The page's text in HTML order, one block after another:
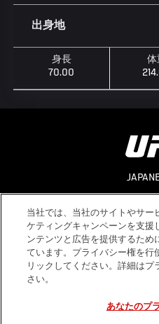
出身地
身長
70.00
体
Footer ヘルプ
当社では、当社のサイトやサー
ケティングキャンペーンを支援
ンテンツと広告を提供するため
ています。プライバシー権を行
リックしてください。詳細は
さい。
あなたのプ